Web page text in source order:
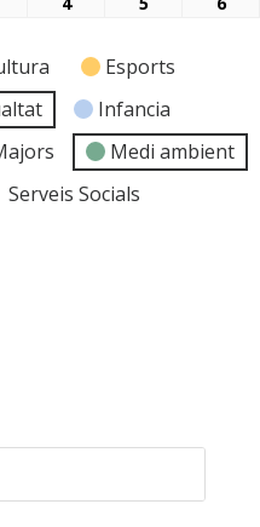
Esports
Infancia
Medi ambient
Serveis Socials